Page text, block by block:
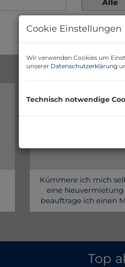
Alle
Kümmere ich mich
eine Neuvermietung
beauftrage ich einen
Top
Cookie Einstellungen
Wir verwenden Cookies um
unserer Datenschutzerklärung
Technisch notwendige